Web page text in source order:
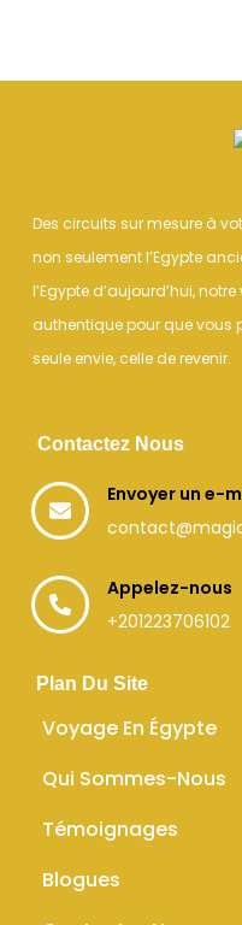
Des circuits sur mesure à
non seulement l’Egypte
l’Egypte d’aujourd’hui,
authentique pour que vous
seule envie, celle de revenir.
Contactez Nous
Envoyer un e-
Appelez-nous
+201223706102
Plan Du Site
Voyage En Égypte
Qui Sommes-Nous
Témoignages
Blogues